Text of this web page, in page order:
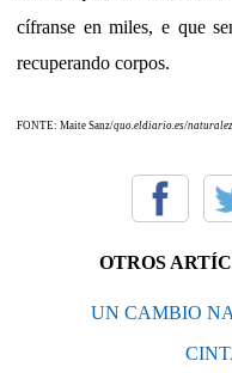
cífranse en miles, e que
recuperando corpos.
FONTE: Maite Sanz/quo.eldiario.es/
OTROS
UN CAMBIO